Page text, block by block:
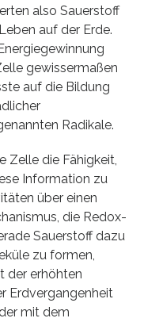
also Sauerstoff
auf der Erde.
gewissermaßen
auf die Bildung
Radikale.
die Fähigkeit,
Information zu
über einen
die Redox-
Sauerstoff dazu
zu formen,
der erhöhten
Erdvergangenheit
mit dem